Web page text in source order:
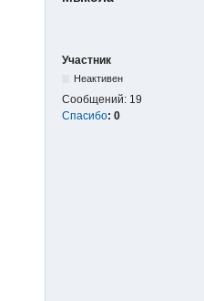
Участник
Неактивен
Сообщений: 19
Спасибо: 0